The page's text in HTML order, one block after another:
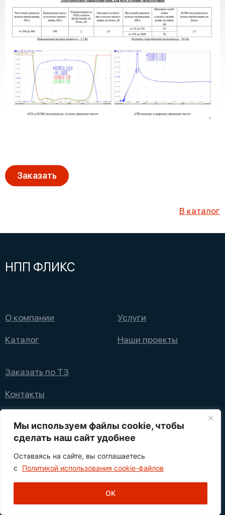
Мы используем файлы cookie, чтобы
сделать наш сайт удобнее
Оставаясь на сайте, вы соглашаетесь
с
Политикой использования cookie-файлов
OK
Заказать
В каталог
НПП ФЛИКС
О компании
Каталог
Услуги
Наши проекты
Заказать по ТЗ
Контакты
+7 (495) 008 08 12
info@nppfliks.ru
Политика конфиденциальности
© 2021—2025 НПП ФЛИКС